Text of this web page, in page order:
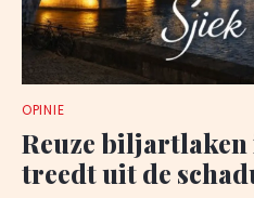
OPINIE
Reuze
treedt uit de